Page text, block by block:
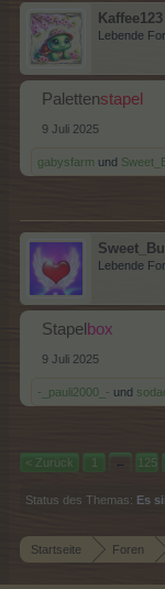
Kaffee123
Lebende
Palettenstapel
9 Juli 2025
gabysfarm und
Lebende
Stapel box
9 Juli 2025
-_pauli2000_- und
< Zurück 1 ← 125
Status des Themas: Es
Startseite Foren